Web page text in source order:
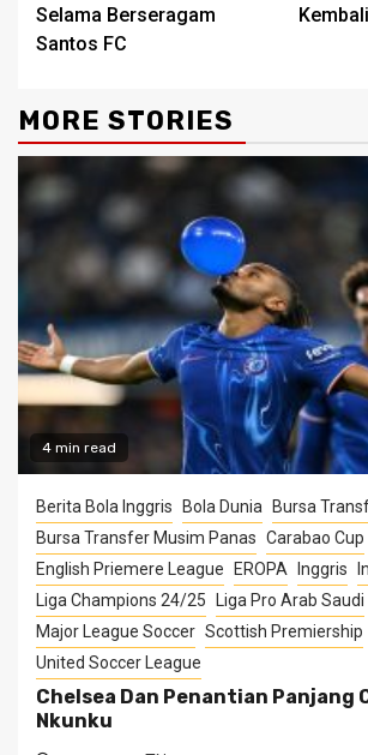
Selama Berseragam
Santos FC
MORE STORIES
4 min read
Berita Bola Inggris Bola Dunia
Bursa
Bursa Transfer Musim Panas Carabao Cup
English Priemere League
EROPA Inggris
Liga Champions 24/25
Liga Pro Arab Saudi
Major League Soccer Scottish Premiership
United Soccer League
Chelsea Dan Penantian Panjang
Nkunku